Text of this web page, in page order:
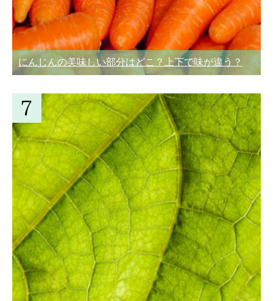
にんじんの美味しい部分はどこ？上下で味が違う？